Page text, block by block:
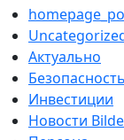
Актуально
Безопасность
Инвестиции
Новости